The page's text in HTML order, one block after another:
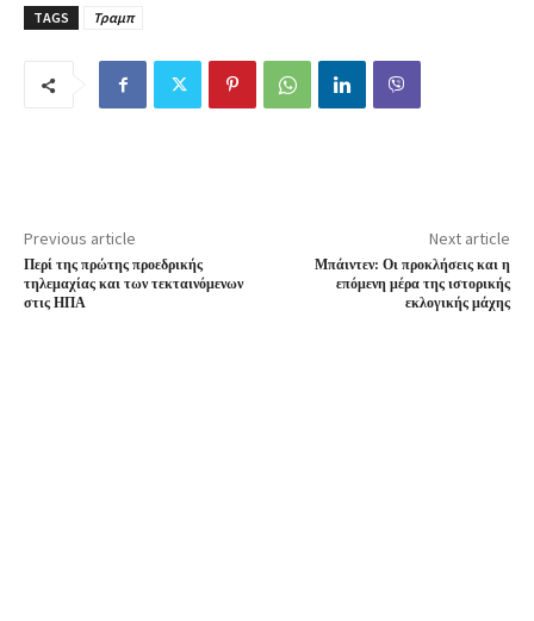
TAGS Τραμπ
Previous article
Περί της πρώτης προεδρικής
τηλεμαχίας και των τεκταινόμενων
στις ΗΠΑ
Next article
Μπάιντεν: Οι προκλήσεις και η
επόμενη μέρα της ιστορικής
εκλογικής μάχης